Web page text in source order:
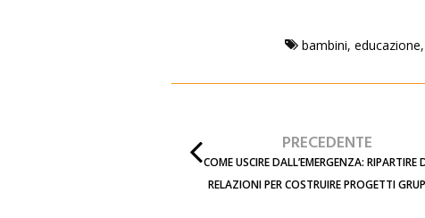
bambini, educazione,
PRECEDENTE
COME USCIRE DALL’EMERGENZA: RIPARTIRE
RELAZIONI PER COSTRUIRE PROGETTI